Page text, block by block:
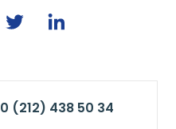
0 (212) 438 50 34